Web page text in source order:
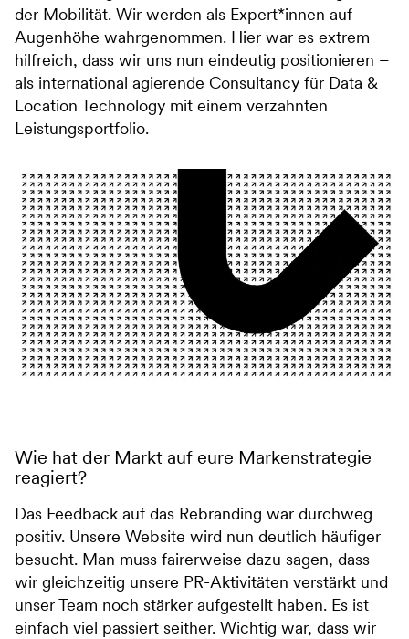
der Mobilität. Wir werden als Expert*innen auf
Augenhöhe wahrgenommen. Hier war es extrem
hilfreich, dass wir uns nun eindeutig positionieren –
als international agierende Consultancy für Data &
Location Technology mit einem verzahnten
Leistungsportfolio.
Wie hat der Markt auf eure Markenstrategie
reagiert?
Das Feedback auf das Rebranding war durchweg
positiv. Unsere Website wird nun deutlich häufiger
besucht. Man muss fairerweise dazu sagen, dass
wir gleichzeitig unsere PR-Aktivitäten verstärkt und
unser Team noch stärker aufgestellt haben. Es ist
einfach viel passiert seither. Wichtig war, dass wir